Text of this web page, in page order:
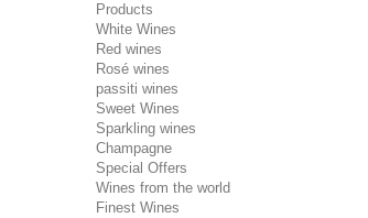
Products
White Wines
Red wines
Rosé wines
passiti wines
Sweet Wines
Sparkling wines
Champagne
Special Offers
Wines from the world
Finest Wines